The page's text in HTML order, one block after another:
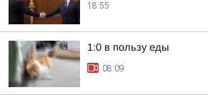
18:55
1:0 в пользу еды
08:09